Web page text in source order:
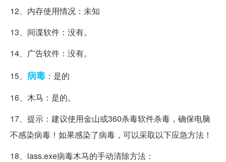
12、内存使用情况：未知
13、间谍软件：没有。
14、广告软件：没有。
15、 病毒 ：是的
16、木马：是的。
17、提示：建议使用金山或360杀毒软件杀毒，确保电脑
不感染病毒！如果感染了病毒，可以采取以下应急方法！
18、lass.exe病毒木马的手动清除方法：